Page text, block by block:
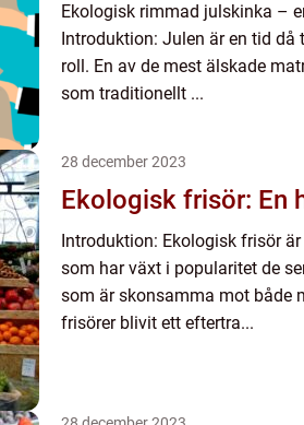
Ekologisk rimmad julskinka –
Introduktion: Julen är en tid
roll. En av de mest älskade
som traditionellt ...
28 december 2023
Ekologisk frisör: En
Introduktion: Ekologisk frisör
som har växt i popularitet de
som är skonsamma mot både
frisörer blivit ett eftertra...